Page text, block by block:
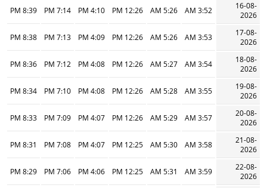
16-08-
2026
3:52 AM
5:26 AM
12:26 PM
4:10 PM
7:14 PM
8:39 PM
17-08-
2026
3:53 AM
5:26 AM
12:26 PM
4:09 PM
7:13 PM
8:38 PM
18-08-
2026
3:54 AM
5:27 AM
12:26 PM
4:08 PM
7:12 PM
8:36 PM
19-08-
2026
3:55 AM
5:28 AM
12:26 PM
4:08 PM
7:10 PM
8:34 PM
20-08-
2026
3:57 AM
5:29 AM
12:26 PM
4:07 PM
7:09 PM
8:33 PM
21-08-
2026
3:58 AM
5:30 AM
12:25 PM
4:07 PM
7:08 PM
8:31 PM
22-08-
2026
3:59 AM
5:31 AM
12:25 PM
4:06 PM
7:06 PM
8:29 PM